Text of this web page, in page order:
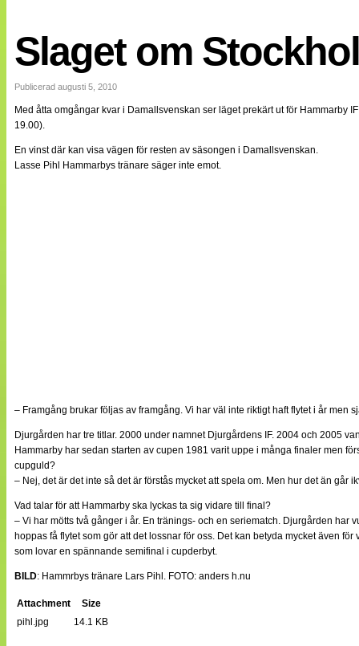
Landslaget
EM 2013
Internationellt
Bildreportage
Bloggar
Webb-TV
Medlemsbilder
Slaget om
Publicerad augusti 5, 2010
Med åtta omgångar kvar i Damallsvenskan ser läget prekärt ut för Hammarby
19.00).
En vinst där kan visa vägen för resten av säsongen i Damallsvenskan.
Lasse Pihl Hammarbys tränare säger inte emot.
– Framgång brukar följas av framgång. Vi har väl inte riktigt haft flytet i år men
Djurgården har tre titlar. 2000 under namnet Djurgårdens IF. 2004 och 2005
Hammarby har sedan starten av cupen 1981 varit uppe i många finaler men
cupguld?
– Nej, det är det inte så det är förstås mycket att spela om. Men hur det än
Vad talar för att Hammarby ska lyckas ta sig vidare till final?
– Vi har mötts två gånger i år. En tränings- och en seriematch. Djurgården
hoppas få flytet som gör att det lossnar för oss. Det kan betyda mycket även
som lovar en spännande semifinal i cupderbyt.
BILD: Hammrbys tränare Lars Pihl. FOTO: anders h.nu
Attachment
Size
pihl.jpg
14.1 KB